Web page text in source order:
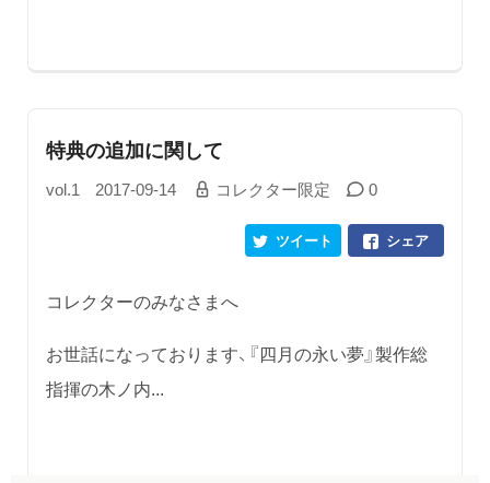
特典の追加に関して
vol.1 2017-09-14 コレクター限定 0
シェア
ツイート
コレクターのみなさまへ
お世話になっております、『四月の永い夢』製作総
指揮の木ノ内...